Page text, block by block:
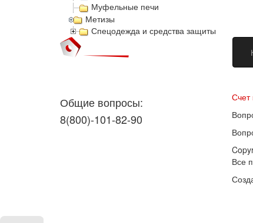
Муфельные печи
Метизы
Спецодежда и средства защиты
Общие вопросы:
8(800)-101-82-90
Счет
Все